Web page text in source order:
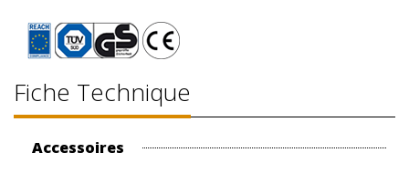
Fiche Technique
Accessoires